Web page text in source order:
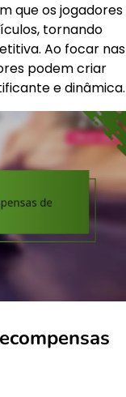
que os jogadores
tornando
Ao focar nas
podem criar
e dinâmica.